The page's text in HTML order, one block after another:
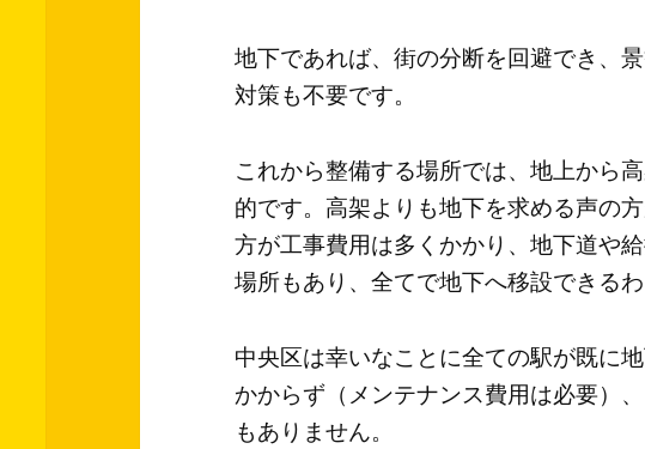
地下であれば、街の分断を回避でき、
対策も不要です。
これから整備する場所では、地上から
的です。高架よりも地下を求める声の
方が工事費用は多くかかり、地下道や
場所もあり、全てで地下へ移設できる
中央区は幸いなことに全ての駅が既に
かからず（メンテナンス費用は必要）
もありません。